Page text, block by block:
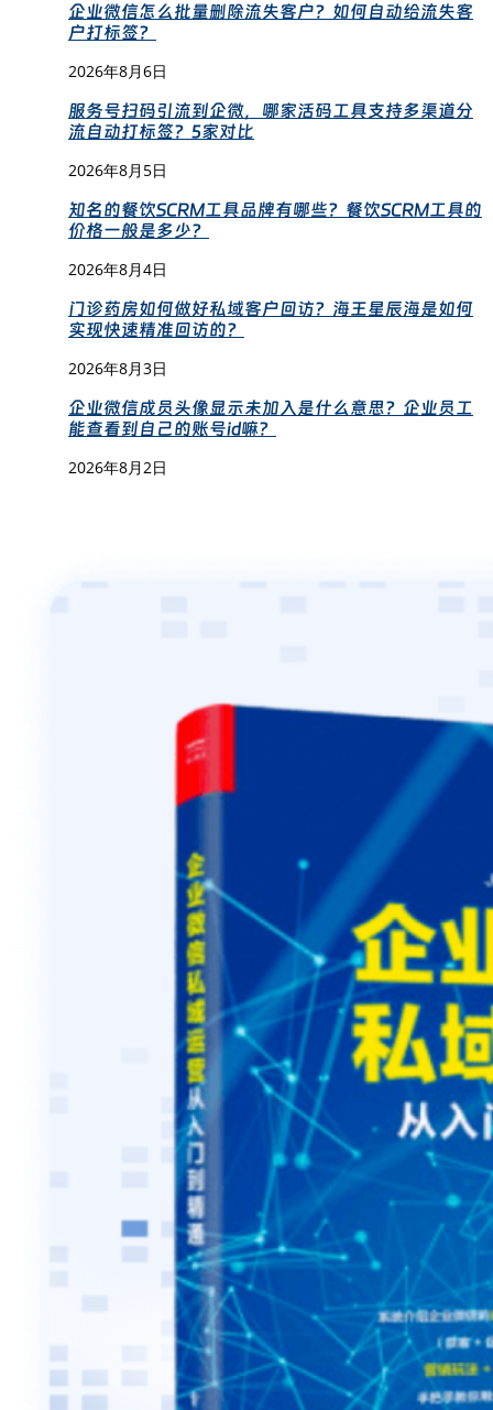
企业微信怎么批量删除流失客户？如何自动给流失客
户打标签？
2026年8月6日
服务号扫码引流到企微，哪家活码工具支持多渠道分
流自动打标签？5家对比
2026年8月5日
知名的餐饮SCRM工具品牌有哪些？餐饮SCRM工具的
价格一般是多少？
2026年8月4日
门诊药房如何做好私域客户回访？海王星辰海是如何
实现快速精准回访的？
2026年8月3日
企业微信成员头像显示未加入是什么意思？企业员工
能查看到自己的账号id嘛？
2026年8月2日